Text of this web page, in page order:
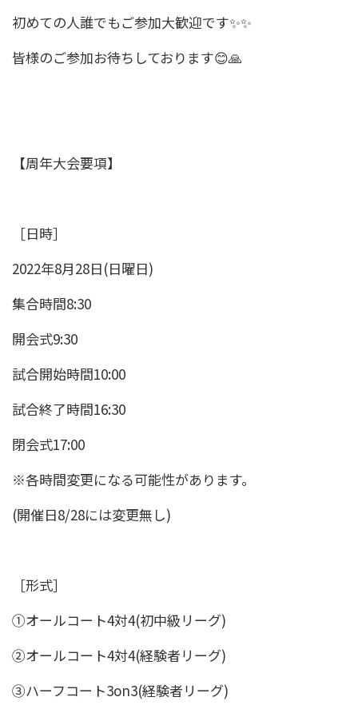
初めての人誰でもご参加大歓迎です✨✨
皆様のご参加お待ちしております😊🙏
【周年大会要項】
［日時］
2022年8月28日(日曜日)
集合時間8:30
開会式9:30
試合開始時間10:00
試合終了時間16:30
閉会式17:00
※各時間変更になる可能性があります。
(開催日8/28には変更無し)
［形式］
①オールコート4対4(初中級リーグ)
②オールコート4対4(経験者リーグ)
③ハーフコート3on3(経験者リーグ)